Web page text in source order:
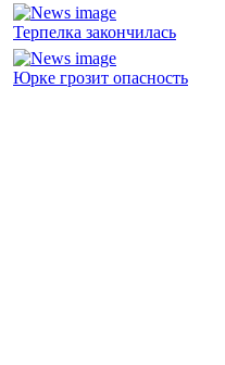
Терпелка закончилась
Юрке грозит опасность